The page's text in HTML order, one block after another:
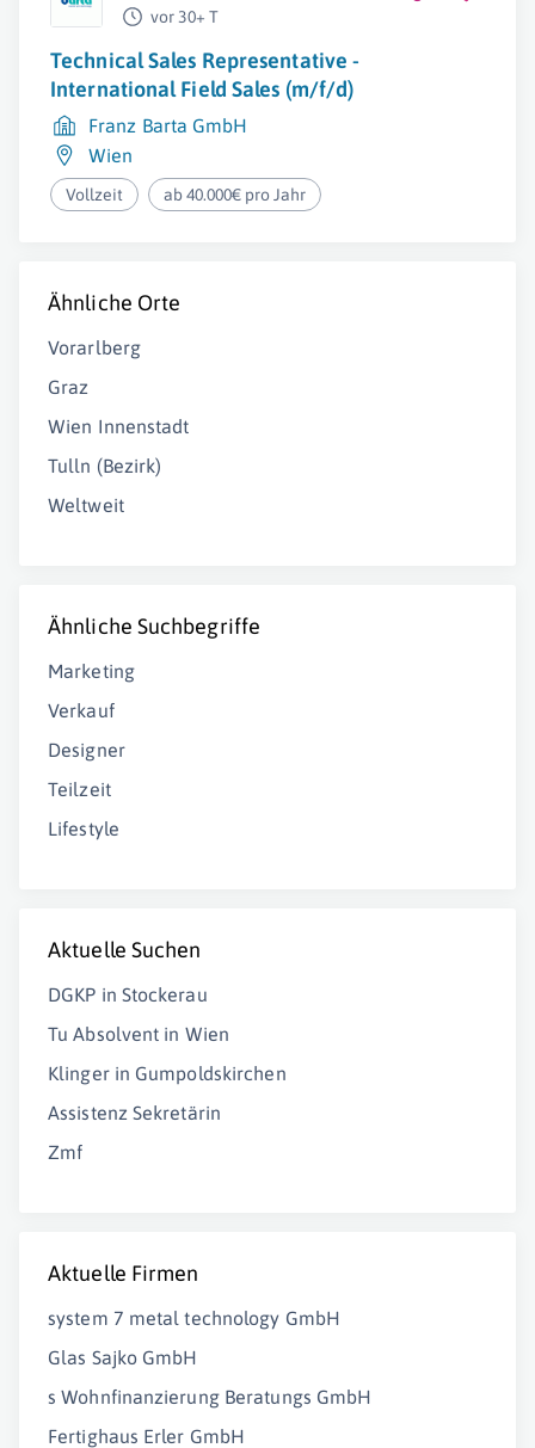
vor 30+ T
Technical Sales Representative -
International Field Sales (m/f/d)
Franz Barta GmbH
Wien
Vollzeit ab 40.000€ pro Jahr
Ähnliche Orte
Vorarlberg
Graz
Wien Innenstadt
Tulln (Bezirk)
Weltweit
Ähnliche Suchbegriffe
Marketing
Verkauf
Designer
Teilzeit
Lifestyle
Aktuelle Suchen
DGKP in Stockerau
Tu Absolvent in Wien
Klinger in Gumpoldskirchen
Assistenz Sekretärin
Zmf
Aktuelle Firmen
system 7 metal technology GmbH
Glas Sajko GmbH
s Wohnfinanzierung Beratungs GmbH
Fertighaus Erler GmbH